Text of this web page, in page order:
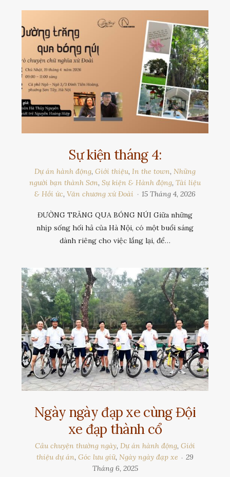
Sự kiện tháng 4:
Dự án hành động, Giới thiệu, In the town, Những
người bạn thành Sơn, Sự kiện & Hành động, Tài liệu
& Hồi ức,Văn chương xứ Đoài 15 Tháng 4, 2026
ĐƯỜNG TRĂNG QUA BÓNG NÚI Giữa những
nhịp sống hối hả của Hà Nội, có một buổi sáng
dành riêng cho việc lắng lại, để…
Ngày ngày đạp xe cùng Đội
xe đạp thành cổ
Câu chuyện thường ngày, Dự án hành động, Giới
thiệu dự án, Góc lưu giữ, Ngày ngày đạp xe
29
Tháng 6, 2025